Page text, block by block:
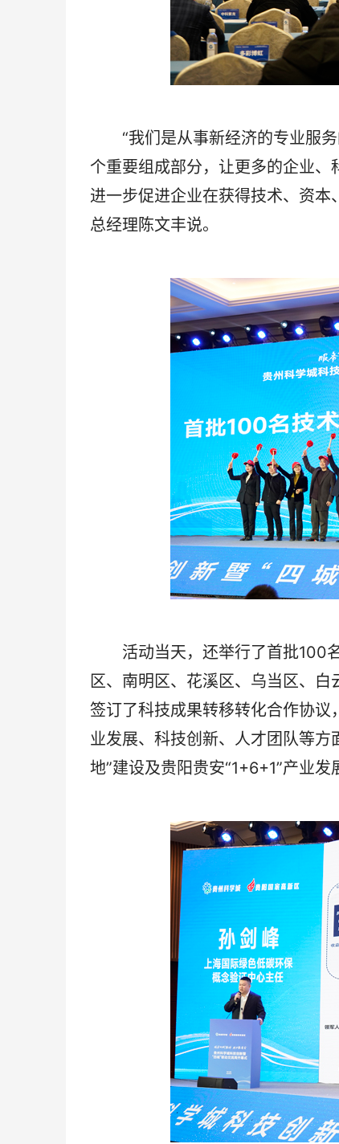
“我们是从事新经济的专业服务
个重要组成部分，让更多的企业
进一步促进企业在获得技术、资
总经理陈文丰说。
活动当天，还举行了首批100名
区、南明区、花溪区、乌当区、
签订了科技成果转移转化合作协
业发展、科技创新、人才团队等
地”建设及贵阳贵安“1+6+1”产业发